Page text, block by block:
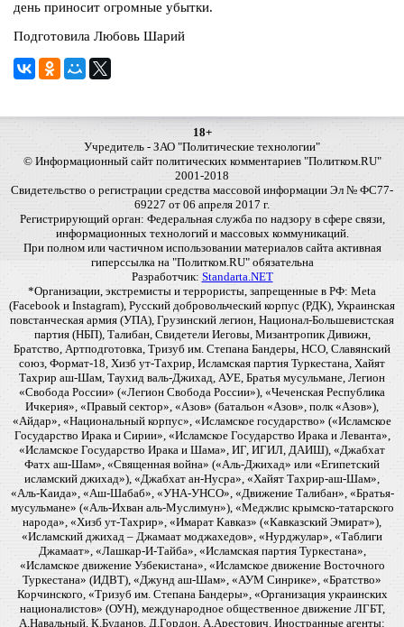
день приносит огромные убытки.
Подготовила Любовь Шарий
18+
Учредитель - ЗАО "Политические технологии"
© Информационный сайт политических комментариев "Политком.RU"
2001-2018
Свидетельство о регистрации средства массовой информации Эл № ФС77-
69227 от 06 апреля 2017 г.
Регистрирующий орган: Федеральная служба по надзору в сфере связи,
информационных технологий и массовых коммуникаций.
При полном или частичном использовании материалов сайта активная
гиперссылка на "Политком.RU" обязательна
Разработчик: Standarta.NET
*Организации, экстремисты и террористы, запрещенные в РФ: Meta
(Facebook и Instagram), Русский добровольческий корпус (РДК), Украинская
повстанческая армия (УПА), Грузинский легион, Национал-Большевистская
партия (НБП), Талибан, Свидетели Иеговы, Мизантропик Дивижн,
Братство, Артподготовка, Тризуб им. Степана Бандеры, НСО, Славянский
союз, Формат-18, Хизб ут-Тахрир, Исламская партия Туркестана, Хайят
Тахрир аш-Шам, Таухид валь-Джихад, АУЕ, Братья мусульмане, Легион
«Свобода России» («Легион Свобода России»), «Чеченская Республика
Ичкерия», «Правый сектор», «Азов» (батальон «Азов», полк «Азов»),
«Айдар», «Национальный корпус», «Исламское государство» («Исламское
Государство Ирака и Сирии», «Исламское Государство Ирака и Леванта»,
«Исламское Государство Ирака и Шама», ИГ, ИГИЛ, ДАИШ), «Джабхат
Фатх аш-Шам», «Священная война» («Аль-Джихад» или «Египетский
исламский джихад»), «Джабхат ан-Нусра», «Хайят Тахрир-аш-Шам»,
«Аль-Каида», «Аш-Шабаб», «УНА-УНСО», «Движение Талибан», «Братья-
мусульмане» («Аль-Ихван аль-Муслимун»), «Меджлис крымско-татарского
народа», «Хизб ут-Тахрир», «Имарат Кавказ» («Кавказский Эмират»),
«Исламский джихад – Джамаат моджахедов», «Нурджулар», «Таблиги
Джамаат», «Лашкар-И-Тайба», «Исламская партия Туркестана»,
«Исламское движение Узбекистана», «Исламское движение Восточного
Туркестана» (ИДВТ), «Джунд аш-Шам», «АУМ Синрике», «Братство»
Корчинского, «Тризуб им. Степана Бандеры», «Организация украинских
националистов» (ОУН), международное общественное движение ЛГБТ,
А.Навальный, К.Буданов, Д.Гордон, А.Арестович. Иностранные агенты: